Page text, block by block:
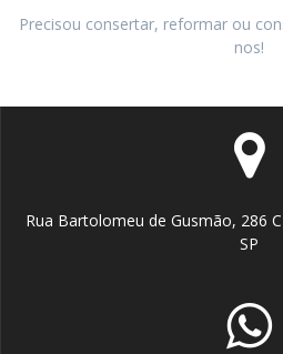
Precisou consertar, reformar ou
nos!
Rua Bartolomeu de Gusmão, 286
SP